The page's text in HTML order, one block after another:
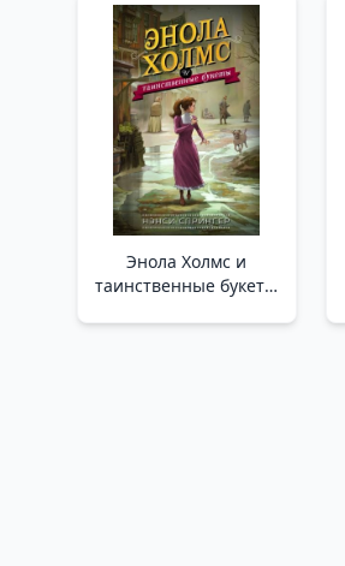
Энола Холмс и
таинственные букеты